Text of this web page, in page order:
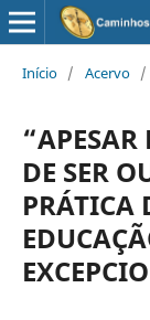
Início / Acervo /
DE SER
PRÁTICA